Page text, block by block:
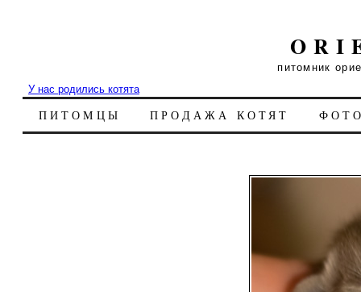
питомник
У нас родились котята
ПИТОМЦЫ ПРОДАЖА КОТЯТ